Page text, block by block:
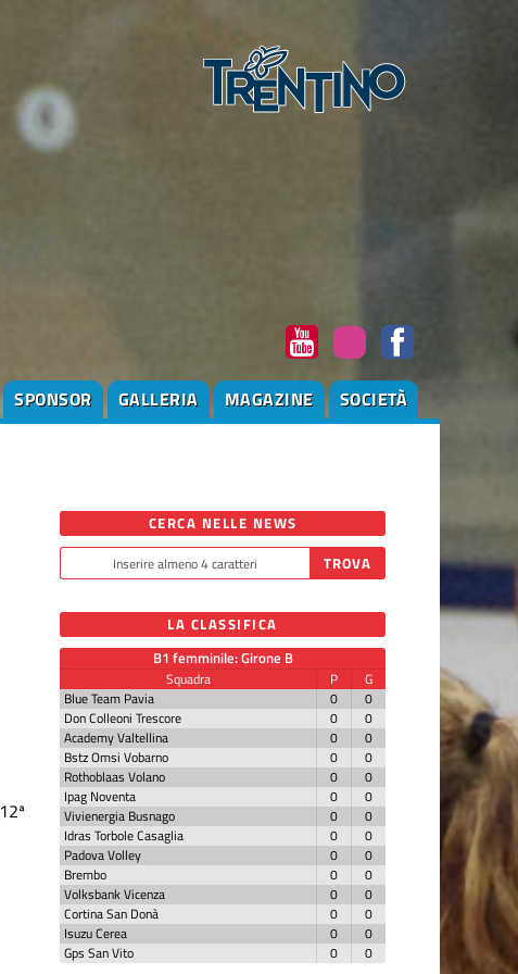
SPONSOR GALLERIA MAGAZINE SOCIETÀ
12ª
CERCA NELLE NEWS
LA CLASSIFICA
B1 femminile: Girone B
Squadra P
G
Blue Team Pavia
0
0
Don Colleoni Trescore
0
0
Academy Valtellina
0
0
Bstz Omsi Vobarno
0
0
Rothoblaas Volano
0
0
Ipag Noventa
0
0
Vivienergia Busnago
0
0
Idras Torbole Casaglia
0
0
Padova Volley
0
0
Brembo
0
0
Volksbank Vicenza
0
0
Cortina San Donà
0
0
Isuzu Cerea
0
0
Gps San Vito
0 0